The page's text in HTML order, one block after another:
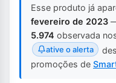
Esse produto já
fevereiro de 2023
5.974 observada
ative o alerta
promoções de